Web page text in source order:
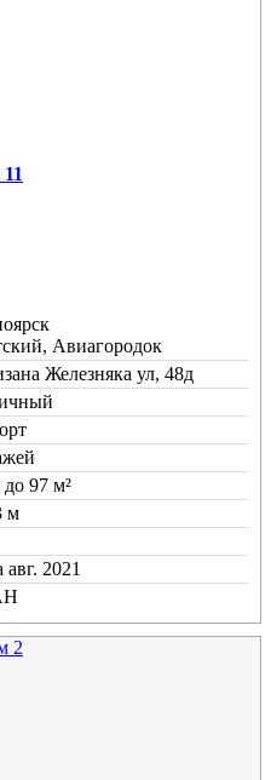
Авиагородок
Железняка ул, 48д
97 м²
м
авг. 2021